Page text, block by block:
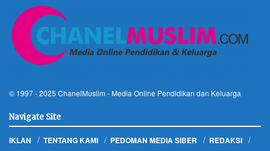
© 1997 - 2025 ChanelMuslim - Media Online Pendidikan dan Keluarga
Navigate Site
IKLAN TENTANG KAMI PEDOMAN MEDIA SIBER
REDAKSI